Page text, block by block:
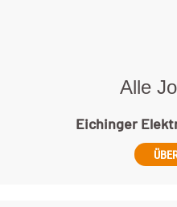
Alle
Eichinger